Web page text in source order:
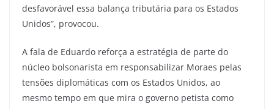
desfavorável essa balança tributária para os Estados
Unidos”, provocou.
A fala de Eduardo reforça a estratégia de parte do
núcleo bolsonarista em responsabilizar Moraes pelas
tensões diplomáticas com os Estados Unidos, ao
mesmo tempo em que mira o governo petista como